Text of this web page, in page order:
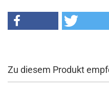
Zu diesem Produkt